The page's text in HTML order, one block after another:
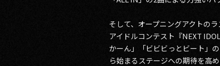
そして、オープニングアクトの
アイドルコンテスト『NEXT
かーん」「ビビビっとビート」
ら始まるステージへの期待を高